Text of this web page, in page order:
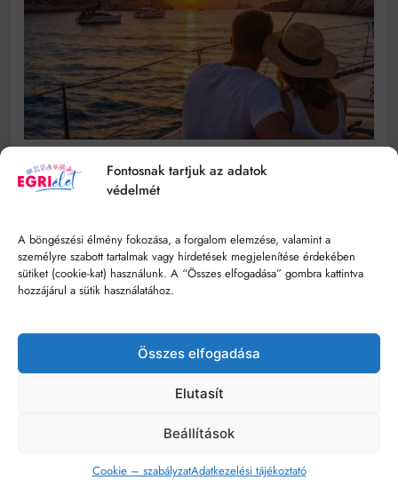
Fontosnak tartjuk az adatok
védelmét
A böngészési élmény fokozása, a forgalom elemzése, valamint a
személyre szabott tartalmak vagy hirdetések megjelenítése érdekében
sütiket (cookie-kat) használunk. A “Összes elfogadása” gombra kattintva
hozzájárul a sütik használatához.
Összes elfogadása
Elutasít
Beállítások
Cookie – szabályzatAdatkezelési tájékoztató